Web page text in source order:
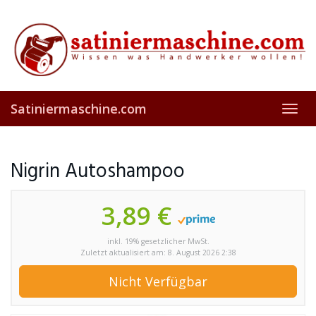
main
content
Satiniermaschine.com
Nigrin Autoshampoo
3,89 €
inkl. 19% gesetzlicher MwSt.
Zuletzt aktualisiert am: 8. August 2026 2:38
Nicht Verfügbar